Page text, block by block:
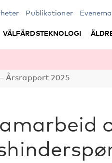
Publikationer
VÄLFÄRDSTEKNOLOGI
Årsrapport 2025